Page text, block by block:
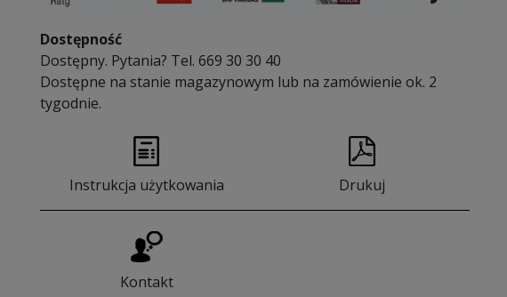
Dostępność
Dostępny. Pytania? Tel. 669 30 30 40
Dostępne na stanie magazynowym lub na zamówienie ok. 2
tygodnie.
Instrukcja użytkowania Drukuj
Kontakt